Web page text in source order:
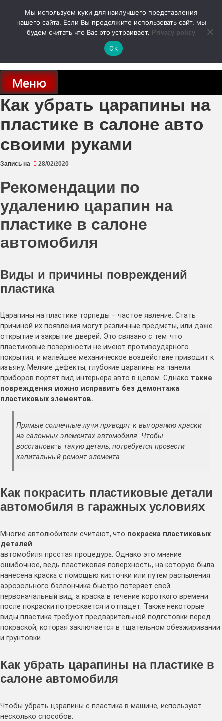
содержимому
autodoc24.ru
Новости про современные автомобили и не только, новинки зарубежного
и отечественного автопрома
Меню
Как убрать царапины на
пластике в салоне авто
своими руками
Запись на 28/02/2020
Рекомендации по
удалению царапин на
пластике в салоне
автомобиля
Виды и причины повреждений
пластика
Царапины на пластике торпеды – частое явление. Стать
причиной их появления могут различные предметы, или даже
открытие и закрытие дверей. Это связано с тем, что
пластиковые поверхности не имеют противоударного
покрытия, и малейшее механическое воздействие приводит к
изъяну. Мелкие дефекты, глубокие царапины на панели
приборов портят вид интерьера авто в целом. Однако такие
повреждения можно исправить без демонтажа
пластиковых элементов.
Прямые солнечные лучи приводят к выгоранию краски
на салонных элементах автомобиля. Чтобы
восстановить такую деталь, потребуется провести
капитальный ремонт элемента.
Как покрасить пластиковые детали
автомобиля в гаражных условиях
Многие автолюбители считают, что покраска пластиковых
деталей
автомобиля простая процедура. Однако это мнение
ошибочное, ведь пластиковая поверхность, на которую была
нанесена краска с помощью кисточки или путем распыления
аэрозольного баллончика быстро потеряет свой
первоначальный вид, а краска в течение короткого времени
после покраски потрескается и отпадет. Также некоторые
виды пластика требуют предварительной подготовки перед
покраской, которая заключается в тщательном обезжиривании
и грунтовки.
Как убрать царапины на пластике в
салоне автомобиля
Чтобы убрать царапины с пластика в машине, используют
несколько способов:
Мы используем куки для наилучшего представления
нашего сайта. Если Вы продолжите использовать сайт, мы
будем считать что Вас это устраивает. Privacy policy
Ok